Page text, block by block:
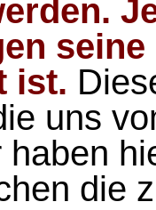
ist.
uns
die